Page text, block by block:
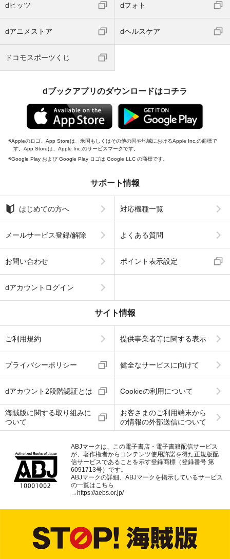
dヒッツ dフォト
dアニメストア dヘルスケア
ドコモスポーツくじ
dブックアプリのダウンロードはコチラ
Appleのロゴ、App Storeは、米国もしくはその他の国や地域におけるApple Inc.の商標で
す。App Storeは、Apple Inc.のサービスマークです。
Google Play および Google Play ロゴは Google LLC の商標です。
サポート情報
はじめての方へ 対応機種一覧
メールサービス登録/解除 よくある質問
お問い合わせ ポイント表示設定
dアカウントログイン
サイト情報
ご利用規約 提供事業者等に関する表示
プライバシーポリシー 健全なサービスに向けて
dアカウント2段階認証とは Cookieの利用について
海賊版に関する取り組みに
ついて
お客さまのご利用端末から
の情報の外部送信について
ABJマークは、この電子書店・電子書籍配信サービス
が、著作権者からコンテンツ使用許諾を得た正規版配
信サービスであることを示す登録商標（登録番号 第
6091713号）です。
ABJマークの詳細、ABJマークを掲示しているサービス
の一覧はこちら
→ https://aebs.or.jp/